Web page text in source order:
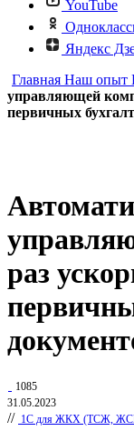
YouTube
Яндекс
Главная Наш опыт
управляющей
первичных
раз
1085
31.05.2023
// 1С для ЖКХ (ТСЖ,